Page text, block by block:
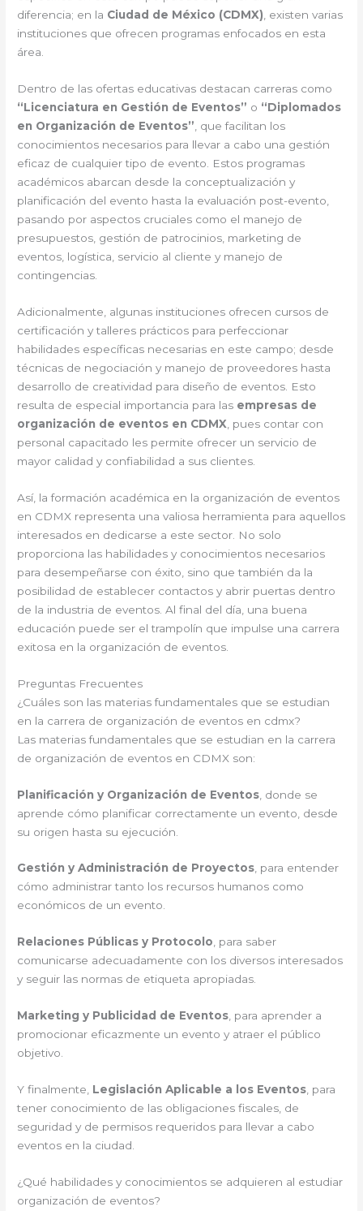
diferencia; en la Ciudad de México (CDMX) , existen varias
instituciones que ofrecen programas enfocados en esta
área.
Dentro de las ofertas educativas destacan carreras como
“Licenciatura en Gestión de Eventos” o “Diplomados
en Organización de Eventos” , que facilitan los
conocimientos necesarios para llevar a cabo una gestión
eficaz de cualquier tipo de evento. Estos programas
académicos abarcan desde la conceptualización y
planificación del evento hasta la evaluación post-evento,
pasando por aspectos cruciales como el manejo de
presupuestos, gestión de patrocinios, marketing de
eventos, logística, servicio al cliente y manejo de
contingencias.
Adicionalmente, algunas instituciones ofrecen cursos de
certificación y talleres prácticos para perfeccionar
habilidades específicas necesarias en este campo; desde
técnicas de negociación y manejo de proveedores hasta
desarrollo de creatividad para diseño de eventos. Esto
resulta de especial importancia para las empresas de
organización de eventos en CDMX , pues contar con
personal capacitado les permite ofrecer un servicio de
mayor calidad y confiabilidad a sus clientes.
Así, la formación académica en la organización de eventos
en CDMX representa una valiosa herramienta para aquellos
interesados en dedicarse a este sector. No solo
proporciona las habilidades y conocimientos necesarios
para desempeñarse con éxito, sino que también da la
posibilidad de establecer contactos y abrir puertas dentro
de la industria de eventos. Al final del día, una buena
educación puede ser el trampolín que impulse una carrera
exitosa en la organización de eventos.
Preguntas Frecuentes
¿Cuáles son las materias fundamentales que se estudian
en la carrera de organización de eventos en cdmx?
Las materias fundamentales que se estudian en la carrera
de organización de eventos en CDMX son:
Planificación y Organización de Eventos , donde se
aprende cómo planificar correctamente un evento, desde
su origen hasta su ejecución.
Gestión y Administración de Proyectos, para entender
cómo administrar tanto los recursos humanos como
económicos de un evento.
Relaciones Públicas y Protocolo, para saber
comunicarse adecuadamente con los diversos interesados
y seguir las normas de etiqueta apropiadas.
Marketing y Publicidad de Eventos , para aprender a
promocionar eficazmente un evento y atraer el público
objetivo.
Y finalmente, Legislación Aplicable a los Eventos , para
tener conocimiento de las obligaciones fiscales, de
seguridad y de permisos requeridos para llevar a cabo
eventos en la ciudad.
¿Qué habilidades y conocimientos se adquieren al estudiar
organización de eventos?